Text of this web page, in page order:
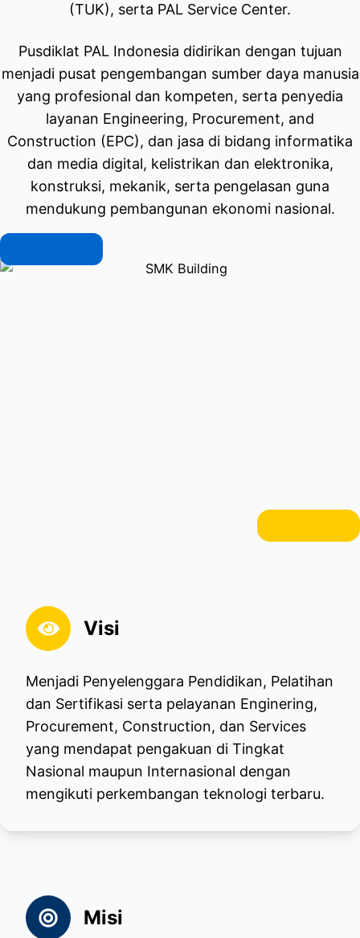
(TUK), serta PAL Service Center.
Pusdiklat PAL Indonesia didirikan dengan tujuan
menjadi pusat pengembangan sumber daya manusia
yang profesional dan kompeten, serta penyedia
layanan Engineering, Procurement, and
Construction (EPC), dan jasa di bidang informatika
dan media digital, kelistrikan dan elektronika,
konstruksi, mekanik, serta pengelasan guna
mendukung pembangunan ekonomi nasional.
Visi
Menjadi Penyelenggara Pendidikan, Pelatihan
dan Sertifikasi serta pelayanan Enginering,
Procurement, Construction, dan Services
yang mendapat pengakuan di Tingkat
Nasional maupun Internasional dengan
mengikuti perkembangan teknologi terbaru.
Misi